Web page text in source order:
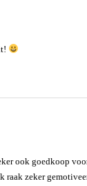
ook goedkoop
raak zeker